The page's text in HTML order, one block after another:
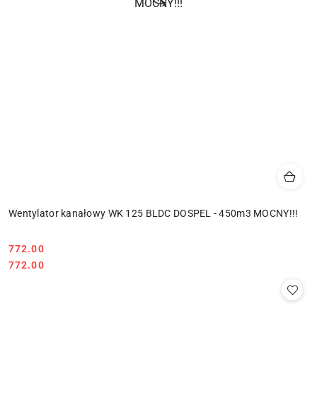
Wentylator kanałowy WK 125 BLDC DOSPEL - 450m3 MOCNY!!!
Cena:
772.00
Cena:
772.00